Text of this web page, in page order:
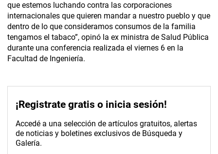
que estemos luchando contra las corporaciones
internacionales que quieren mandar a nuestro pueblo y que
dentro de lo que consideramos consumos de la familia
tengamos el tabaco”, opinó la ex ministra de Salud Pública
durante una conferencia realizada el viernes 6 en la
Facultad de Ingeniería.
¡Registrate gratis o inicia sesión!
Accedé a una selección de artículos gratuitos, alertas
de noticias y boletines exclusivos de Búsqueda y
Galería.